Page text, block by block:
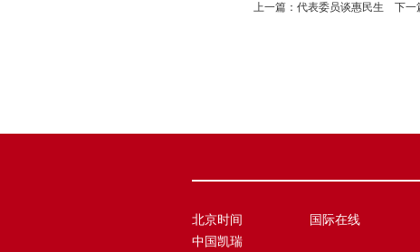
上一篇： 代表委员谈惠民生 下一
北京时间 国际在线
中国凯瑞